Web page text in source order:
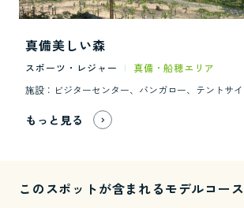
真備美しい森
スポーツ・レジャー |
真備・船穂エリア
もっと見る
このスポットが含まれるモデルコース